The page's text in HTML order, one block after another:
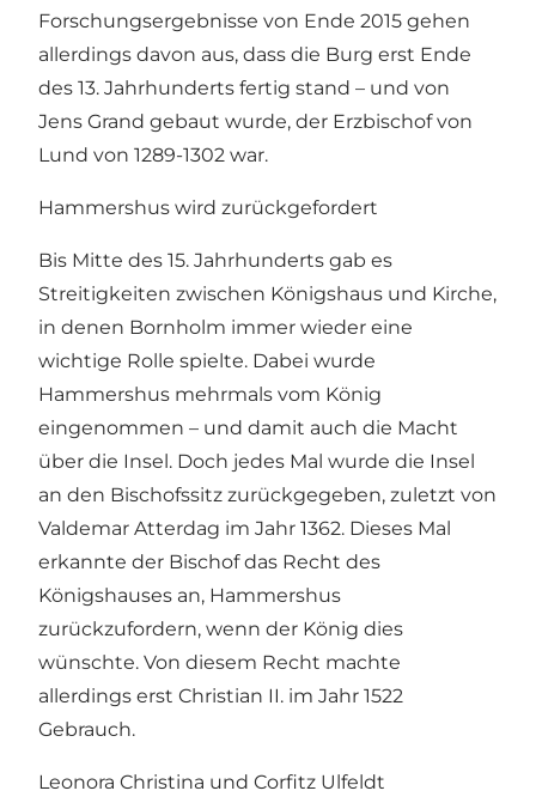
Forschungsergebnisse von Ende 2015 gehen
allerdings davon aus, dass die Burg erst Ende
des 13. Jahrhunderts fertig stand – und von
Jens Grand gebaut wurde, der Erzbischof von
Lund von 1289-1302 war.
Hammershus wird zurückgefordert
Bis Mitte des 15. Jahrhunderts gab es
Streitigkeiten zwischen Königshaus und Kirche,
in denen Bornholm immer wieder eine
wichtige Rolle spielte. Dabei wurde
Hammershus mehrmals vom König
eingenommen – und damit auch die Macht
über die Insel. Doch jedes Mal wurde die Insel
an den Bischofssitz zurückgegeben, zuletzt von
Valdemar Atterdag im Jahr 1362. Dieses Mal
erkannte der Bischof das Recht des
Königshauses an, Hammershus
zurückzufordern, wenn der König dies
wünschte. Von diesem Recht machte
allerdings erst Christian II. im Jahr 1522
Gebrauch.
Leonora Christina und Corfitz Ulfeldt